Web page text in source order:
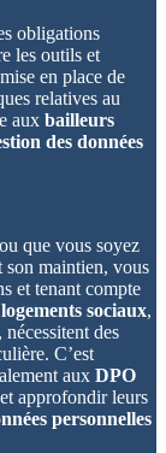
obligations
les outils et
en place de
relatives au
aux bailleurs
des données
ou que vous soyez
son maintien, vous
et tenant compte
logements sociaux,
des
C’est
aux DPO
et approfondir leurs
personnelles